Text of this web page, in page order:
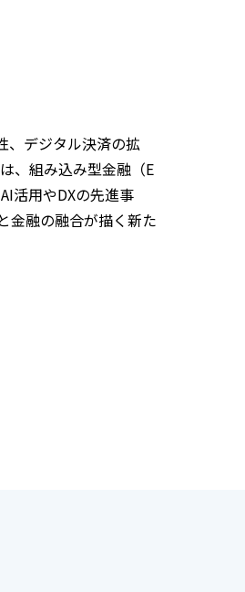
、デジタル決済の拡
、組み込み型金融（E
活用やDXの先進事
金融の融合が描く新た